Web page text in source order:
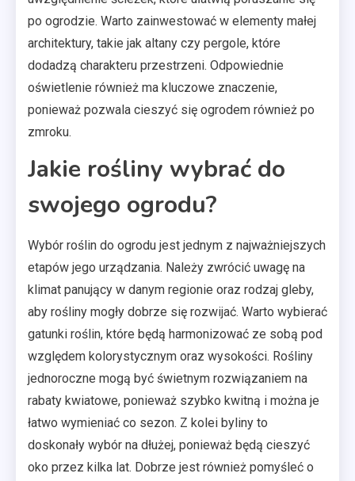
po ogrodzie. Warto zainwestować w elementy małej
architektury, takie jak altany czy pergole, które
dodadzą charakteru przestrzeni. Odpowiednie
oświetlenie również ma kluczowe znaczenie,
ponieważ pozwala cieszyć się ogrodem również po
zmroku.
Jakie rośliny wybrać do
swojego ogrodu?
Wybór roślin do ogrodu jest jednym z najważniejszych
etapów jego urządzania. Należy zwrócić uwagę na
klimat panujący w danym regionie oraz rodzaj gleby,
aby rośliny mogły dobrze się rozwijać. Warto wybierać
gatunki roślin, które będą harmonizować ze sobą pod
względem kolorystycznym oraz wysokości. Rośliny
jednoroczne mogą być świetnym rozwiązaniem na
rabaty kwiatowe, ponieważ szybko kwitną i można je
łatwo wymieniać co sezon. Z kolei byliny to
doskonały wybór na dłużej, ponieważ będą cieszyć
oko przez kilka lat. Dobrze jest również pomyśleć o